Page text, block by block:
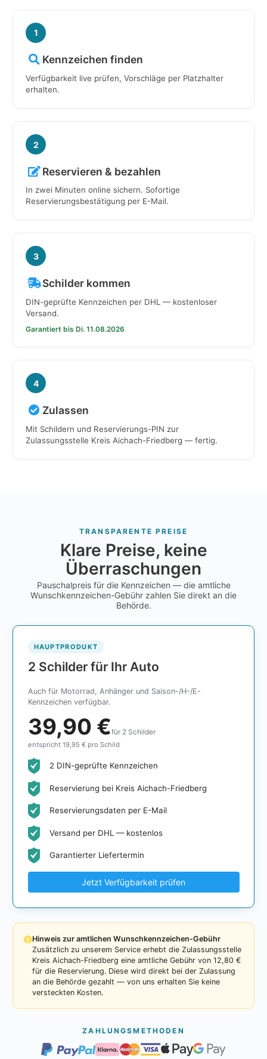
1
Kennzeichen finden
Verfügbarkeit live prüfen, Vorschläge per Platzhalter
erhalten.
2
Reservieren & bezahlen
In zwei Minuten online sichern. Sofortige
Reservierungsbestätigung per E-Mail.
3
Schilder kommen
DIN-geprüfte Kennzeichen per DHL — kostenloser
Versand.
Garantiert bis Di. 11.08.2026
4
Zulassen
Mit Schildern und Reservierungs-PIN zur
Zulassungsstelle Kreis Aichach-Friedberg — fertig.
TRANSPARENTE PREISE
Klare Preise, keine
Überraschungen
Pauschalpreis für die Kennzeichen — die amtliche
Wunschkennzeichen-Gebühr zahlen Sie direkt an die
Behörde.
HAUPTPRODUKT
2 Schilder für Ihr Auto
Auch für Motorrad, Anhänger und Saison-/H-/E-
Kennzeichen verfügbar.
39,90 €für 2 Schilder
entspricht 19,95 € pro Schild
2 DIN-geprüfte Kennzeichen
Reservierung bei Kreis Aichach-Friedberg
Reservierungsdaten per E-Mail
Versand per DHL — kostenlos
Garantierter Liefertermin
Jetzt Verfügbarkeit prüfen
Hinweis zur amtlichen Wunschkennzeichen-Gebühr
Zusätzlich zu unserem Service erhebt die Zulassungsstelle
Kreis Aichach-Friedberg eine amtliche Gebühr von 12,80 €
für die Reservierung. Diese wird direkt bei der Zulassung
an die Behörde gezahlt — von uns erhalten Sie keine
versteckten Kosten.
ZAHLUNGSMETHODEN